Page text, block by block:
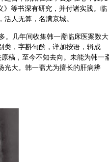
》等书深有研究，并付诸实践。临
人无算，名满京城。
。几年间收集韩一斋临床医案数大
类，字斟句酌，详加按语，辑成
稿，至今不知去向。未能为韩一
光大。韩一斋尤为擅长的肝病辨